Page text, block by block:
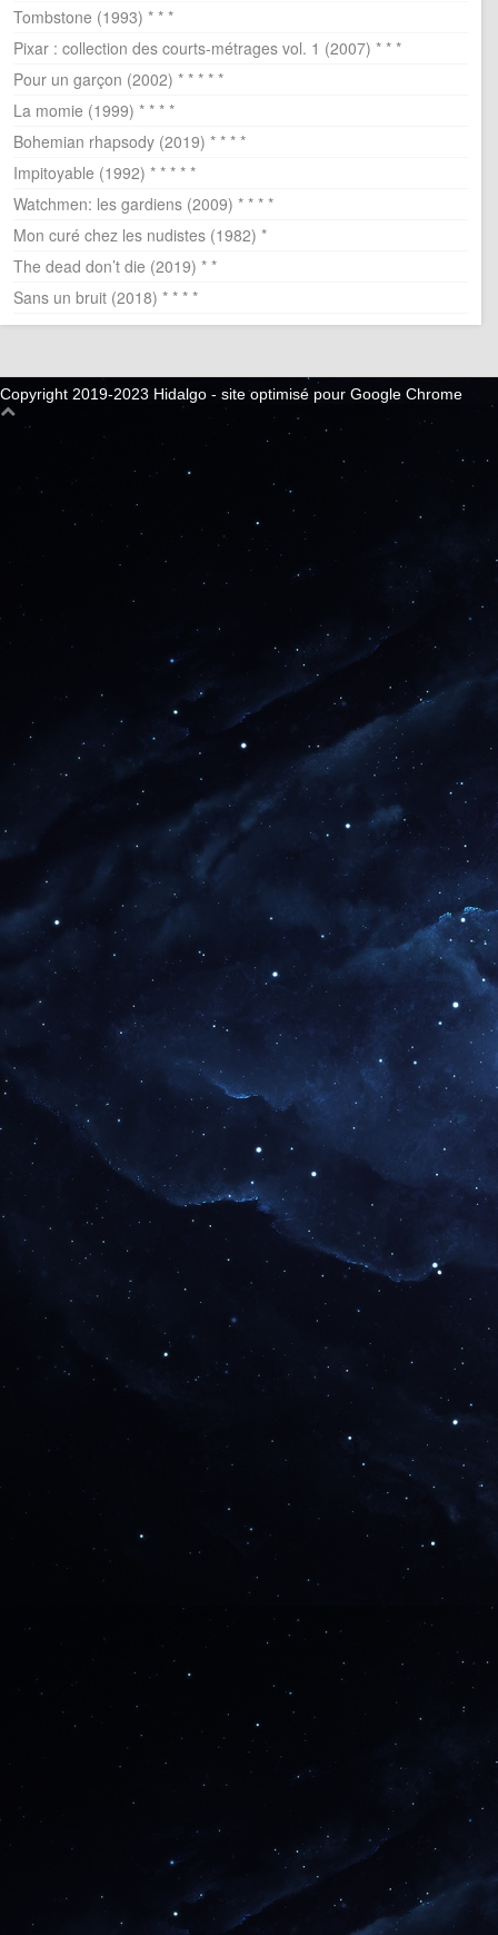
Tombstone (1993) * * *
Pixar : collection des courts-métrages vol. 1 (2007) * * *
Pour un garçon (2002) * * * * *
La momie (1999) * * * *
Bohemian rhapsody (2019) * * * *
Impitoyable (1992) * * * * *
Watchmen: les gardiens (2009) * * * *
Mon curé chez les nudistes (1982) *
The dead don’t die (2019) * *
Sans un bruit (2018) * * * *
Copyright 2019-2023 Hidalgo - site optimisé pour Google Chrome